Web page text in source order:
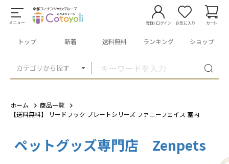
メニュー
カテゴリから探す
登録/ログイン お気に入り カート
トップ 新着 送料無料 ランキング ショップ
ホーム
商品一覧
【送料無料】 リードフック プレートシリーズ ファニーフェイス 室内
ペットグッズ専門店 Zenpets